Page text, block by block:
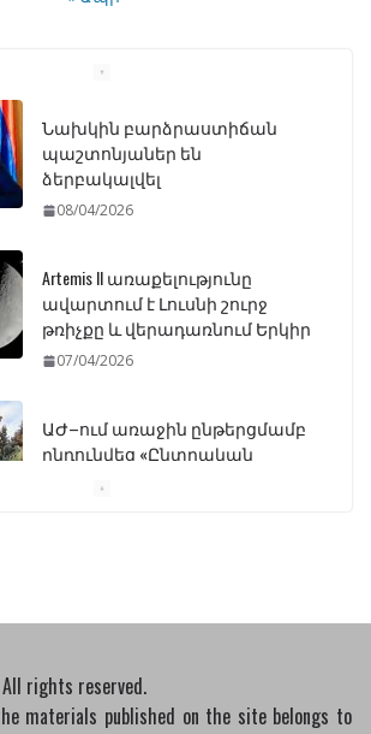
Նախկին բարձրաստիճան
պաշտոնյաներ են
ձերբակալվել
08/04/2026
Artemis II առաքելությունը
ավարտում է Լուսնի շուրջ
թռիչքը և վերադառնում Երկիր
07/04/2026
ԱԺ–ում առաջին ընթերցմամբ
ընդունվեց «Ընտրական
կբողոքարկի Գարեգին
սահմանափակման
վերացման որոշումը
rights reserved.
materials published on the site belongs to